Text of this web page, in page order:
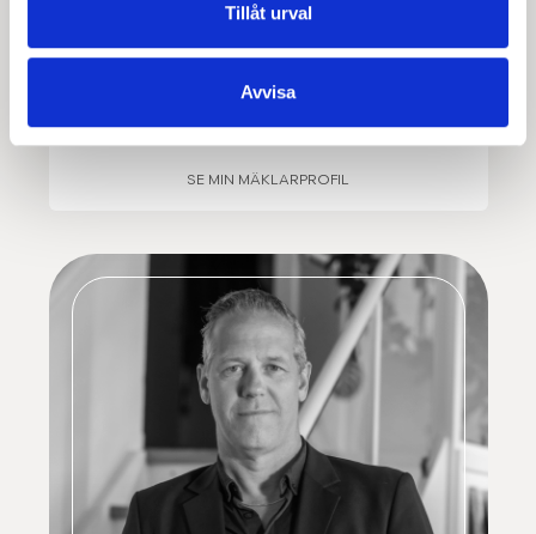
Tillåt urval
Avvisa
LINKÖPING
KARIN HEBBE
0721-51 27 10|E-POST
SE MIN MÄKLARPROFIL